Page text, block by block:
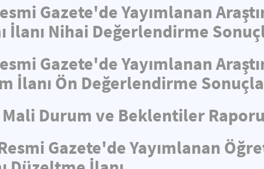
Gazete'de Yayımlanan
İlanı Nihai Değerlendirme
Gazete'de Yayımlanan
İlanı Ön Değerlendirme
Mali Durum ve Beklentiler Raporu
Gazete'de Yayımlanan